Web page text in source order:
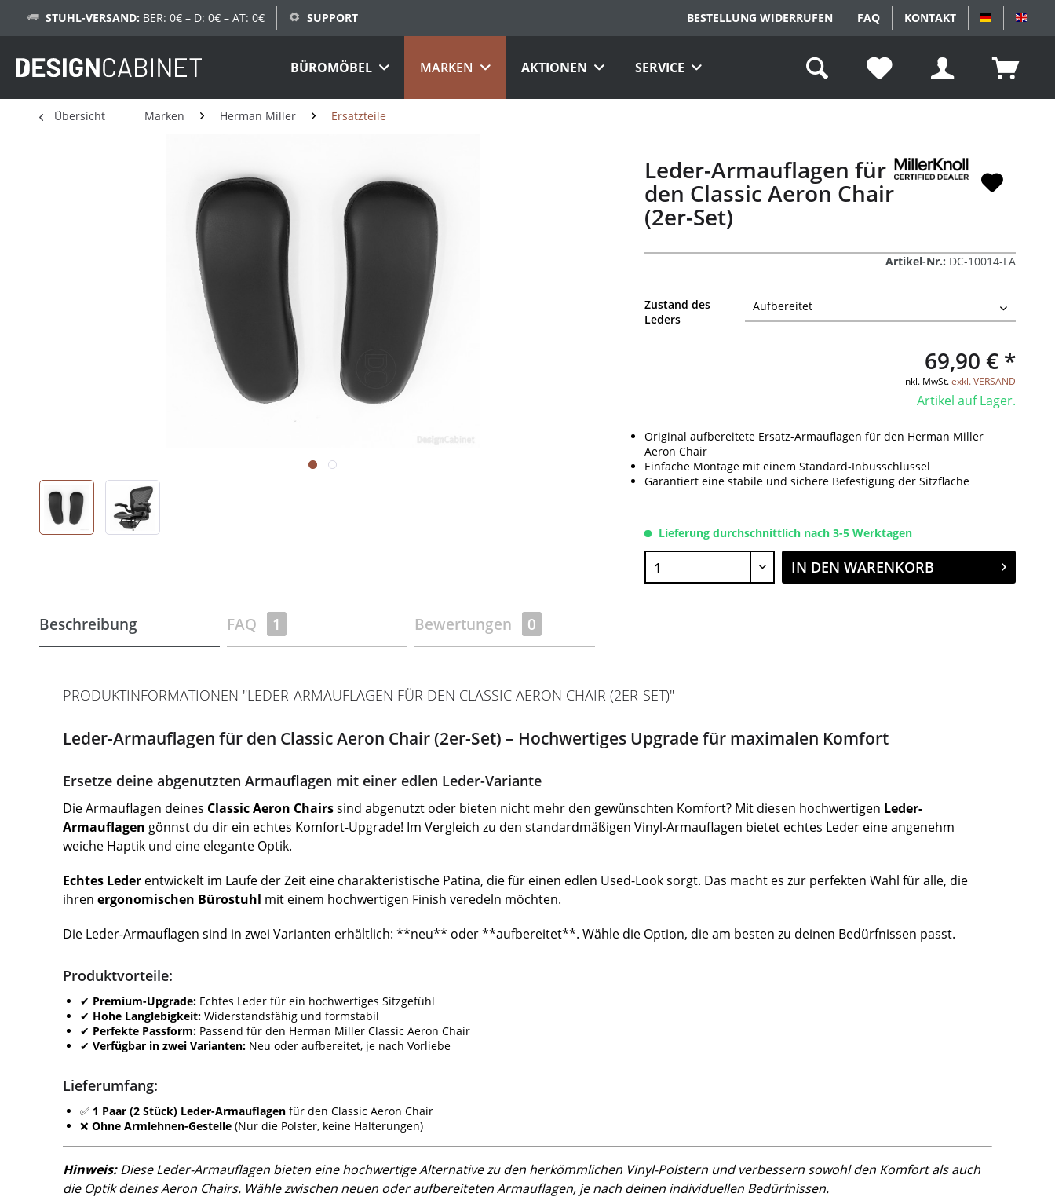
STUHL-VERSAND: BER: 0€ – D: 0€ – AT: 0€ SUPPORT BESTELLUNG WIDERRUFEN FAQ KONTAKT DEUTSCH
BÜROMÖBEL MARKEN AKTIONEN SERVICE
Übersicht Marken Herman Miller Ersatzteile
Leder-Armauflagen für
den Classic Aeron Chair
(2er-Set)
Artikel-Nr.: DC-10014-LA
Zustand des
Leders
69,90 € *
inkl. MwSt.exkl. VERSAND
Artikel auf Lager.
Original aufbereitete Ersatz-Armauflagen für den Herman Miller
Aeron Chair
Einfache Montage mit einem Standard-Inbusschlüssel
Garantiert eine stabile und sichere Befestigung der Sitzfläche
Lieferung durchschnittlich nach 3-5 Werktagen
IN DEN WARENKORB
Beschreibung FAQ 1 Bewertungen 0
PRODUKTINFORMATIONEN "LEDER-ARMAUFLAGEN FÜR DEN CLASSIC AERON CHAIR (2ER-SET)"
Leder-Armauflagen für den Classic Aeron Chair (2er-Set) – Hochwertiges Upgrade für maximalen Komfort
Ersetze deine abgenutzten Armauflagen mit einer edlen Leder-Variante
Die Armauflagen deines Classic Aeron Chairssind abgenutzt oder bieten nicht mehr den gewünschten Komfort? Mit diesen hochwertigen Leder-
Armauflagen gönnst du dir ein echtes Komfort-Upgrade! Im Vergleich zu den standardmäßigen Vinyl-Armauflagen bietet echtes Leder eine angenehm
weiche Haptik und eine elegante Optik.
Echtes Leder entwickelt im Laufe der Zeit eine charakteristische Patina, die für einen edlen Used-Look sorgt. Das macht es zur perfekten Wahl für alle, die
ihren ergonomischen Bürostuhl mit einem hochwertigen Finish veredeln möchten.
Die Leder-Armauflagen sind in zwei Varianten erhältlich: **neu** oder **aufbereitet**. Wähle die Option, die am besten zu deinen Bedürfnissen passt.
Produktvorteile:
✔ Premium-Upgrade: Echtes Leder für ein hochwertiges Sitzgefühl
✔ Hohe Langlebigkeit: Widerstandsfähig und formstabil
✔ Perfekte Passform: Passend für den Herman Miller Classic Aeron Chair
✔ Verfügbar in zwei Varianten: Neu oder aufbereitet, je nach Vorliebe
Lieferumfang:
✅ 1 Paar (2 Stück) Leder-Armauflagen für den Classic Aeron Chair
❌ Ohne Armlehnen-Gestelle (Nur die Polster, keine Halterungen)
Hinweis:Diese Leder-Armauflagen bieten eine hochwertige Alternative zu den herkömmlichen Vinyl-Polstern und verbessern sowohl den Komfort als auch
die Optik deines Aeron Chairs. Wähle zwischen neuen oder aufbereiteten Armauflagen, je nach deinen individuellen Bedürfnissen.